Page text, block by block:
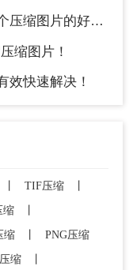
图片的好方法！
缩图片！
效快速解决！
TIF压缩
缩
缩
PNG压缩
缩